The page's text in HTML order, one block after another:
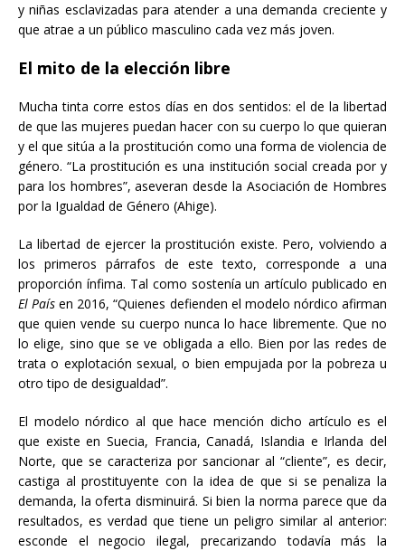
y niñas esclavizadas para atender a una demanda creciente y
que atrae a un público masculino cada vez más joven.
El mito de la elección libre
Mucha tinta corre estos días en dos sentidos: el de la libertad
de que las mujeres puedan hacer con su cuerpo lo que quieran
y el que sitúa a la prostitución como una forma de violencia de
género. “La prostitución es una institución social creada por y
para los hombres”, aseveran desde la Asociación de Hombres
por la Igualdad de Género (Ahige).
La libertad de ejercer la prostitución existe. Pero, volviendo a
los primeros párrafos de este texto, corresponde a una
proporción ínfima. Tal como sostenía un artículo publicado en
El País en 2016, “Quienes defienden el modelo nórdico afirman
que quien vende su cuerpo nunca lo hace libremente. Que no
lo elige, sino que se ve obligada a ello. Bien por las redes de
trata o explotación sexual, o bien empujada por la pobreza u
otro tipo de desigualdad”.
El modelo nórdico al que hace mención dicho artículo es el
que existe en Suecia, Francia, Canadá, Islandia e Irlanda del
Norte, que se caracteriza por sancionar al “cliente”, es decir,
castiga al prostituyente con la idea de que si se penaliza la
demanda, la oferta disminuirá. Si bien la norma parece que da
resultados, es verdad que tiene un peligro similar al anterior:
esconde el negocio ilegal, precarizando todavía más la